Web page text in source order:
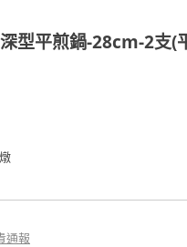
型平煎鍋-28cm-2支(
通報